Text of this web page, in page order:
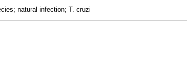
natural infection; T. cruzi